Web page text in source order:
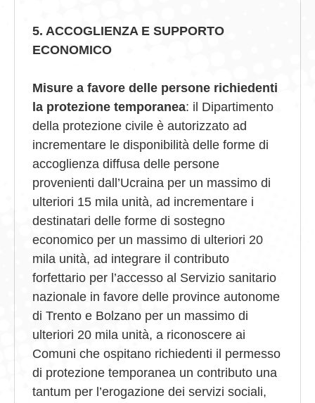
5. ACCOGLIENZA E SUPPORTO
ECONOMICO
Misure a favore delle persone richiedenti
la protezione temporanea: il Dipartimento
della protezione civile è autorizzato ad
incrementare le disponibilità delle forme di
accoglienza diffusa delle persone
provenienti dall’Ucraina per un massimo di
ulteriori 15 mila unità, ad incrementare i
destinatari delle forme di sostegno
economico per un massimo di ulteriori 20
mila unità, ad integrare il contributo
forfettario per l’accesso al Servizio sanitario
nazionale in favore delle province autonome
di Trento e Bolzano per un massimo di
ulteriori 20 mila unità, a riconoscere ai
Comuni che ospitano richiedenti il permesso
di protezione temporanea un contributo una
tantum per l’erogazione dei servizi sociali,